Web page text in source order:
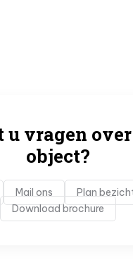
u vragen
object?
Mail ons
Plan
Download brochure